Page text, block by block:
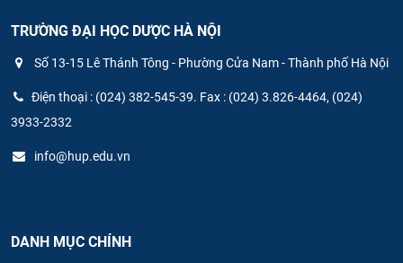
TRƯỜNG ĐẠI HỌC DƯỢC HÀ NỘI
Số 13-15 Lê Thánh Tông - Phường Cửa Nam - Thành phố Hà Nội
Điện thoại : (024) 382-545-39. Fax : (024) 3.826-4464, (024)
3933-2332
info@hup.edu.vn
DANH MỤC CHÍNH